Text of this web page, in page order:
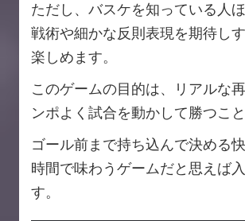
ただし、バスケを知っている人
戦術や細かな反則表現を期待し
楽しめます。
このゲームの目的は、リアルな
ンポよく試合を動かして勝つこと
ゴール前まで持ち込んで決める
時間で味わうゲームだと思えば
す。